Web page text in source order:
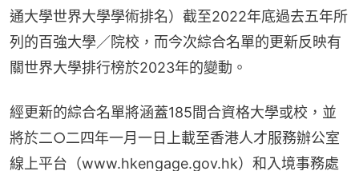
通大學世界大學學術排名）截至2022年底過去五年所
列的百強大學／院校，而今次綜合名單的更新反映有
關世界大學排行榜於2023年的變動。
經更新的綜合名單將涵蓋185間合資格大學或校，並
將於二○二四年一月一日上載至香港人才服務辦公室
線上平台（www.hkengage.gov.hk）和入境事務處